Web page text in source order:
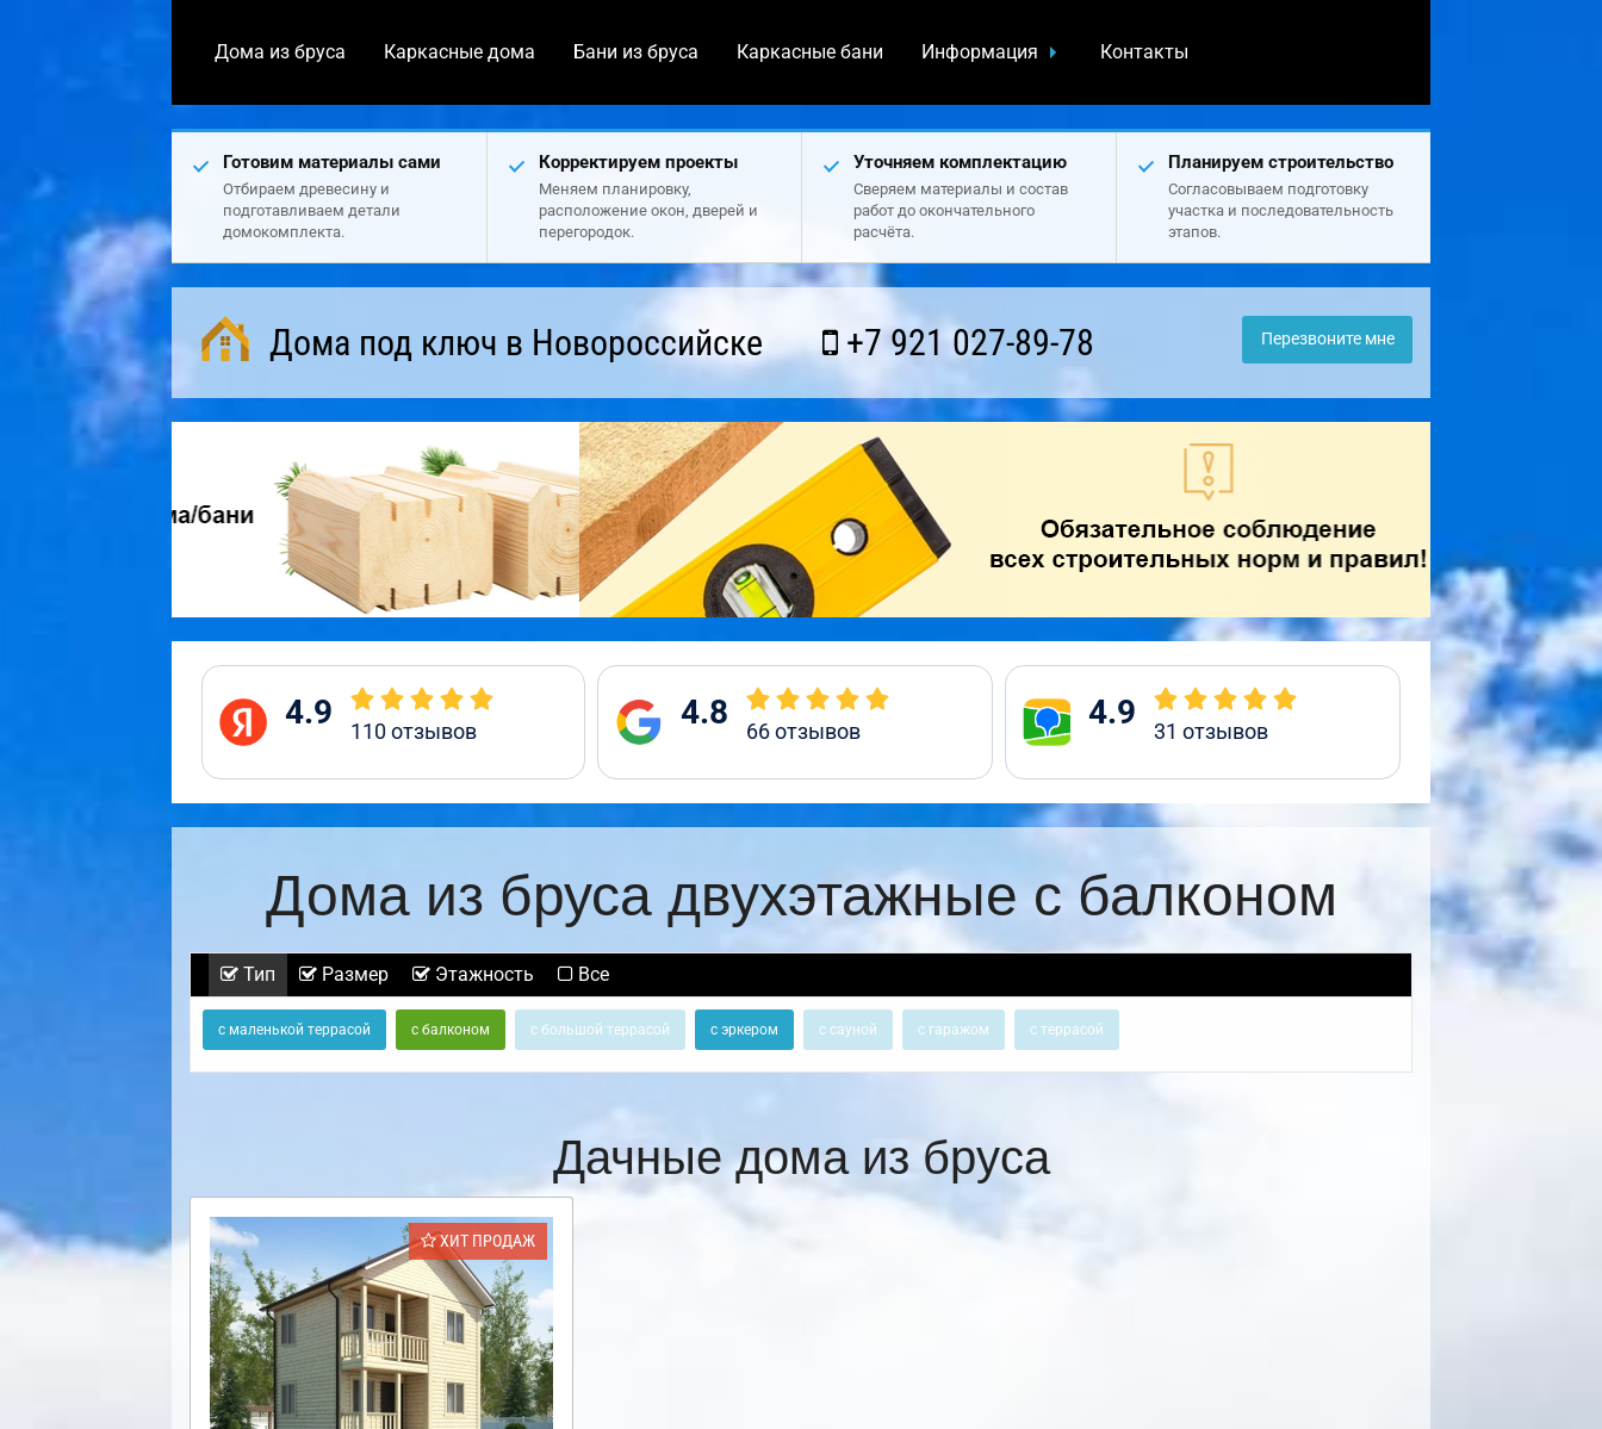
Дома из бруса Каркасные дома Бани из бруса Каркасные бани Информация Контакты
Готовим материалы сами
Отбираем древесину и
подготавливаем детали
домокомплекта.
Корректируем проекты
Меняем планировку,
расположение окон, дверей и
перегородок.
Уточняем комплектацию
Сверяем материалы и состав
работ до окончательного
расчёта.
Планируем строительство
Согласовываем подготовку
участка и последовательность
этапов.
Дома под ключ в Новороссийске +7 921 027-89-78 Перезвоните мне
4.9 110отзывов 4.8 66отзывов 4.9 31 отзывов
Дома из бруса двухэтажные с балконом
Тип Размер Этажность Все
с маленькой террасой с балконом с большой террасой с эркером с сауной с гаражом с террасой
Дачные дома из бруса
ХИТ ПРОДАЖ